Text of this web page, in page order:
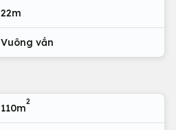
22m
Vuông vắn
110m
2